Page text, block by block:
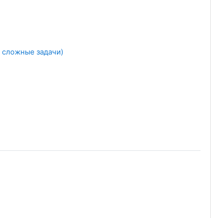
задачи)Условия задач